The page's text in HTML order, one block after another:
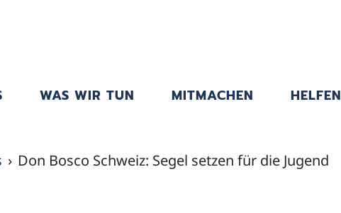
WAS WIR TUN MITMACHEN HELFEN
Don Bosco Schweiz: Segel setzen für die Jugend